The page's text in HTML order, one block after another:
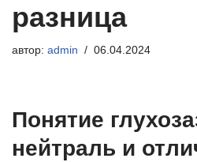
разница
автор: admin 06.04.2024
Понятие
нейтраль и